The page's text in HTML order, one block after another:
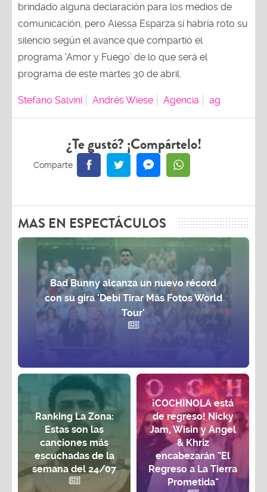
brindado alguna declaración para los medios de
comunicación, pero Alessa Esparza sí habría roto su
silencio según el avance que compartió el
programa ‘Amor y Fuego’ de lo que será el
programa de este martes 30 de abril.
Stefano Salvini Andrés Wiese Agencia ag
¿Te gustó? ¡Compártelo!
MAS EN ESPECTÁCULOS
Bad Bunny alcanza un nuevo récord
con su gira 'Debí Tirar Más Fotos World
Tour'
Ranking La Zona:
Estas son las
canciones más
escuchadas de la
semana del 24/07
¡COCHINOLA está
de regreso! Nicky
Jam, Wisin y Angel
& Khriz
encabezarán "El
Regreso a La Tierra
Prometida"